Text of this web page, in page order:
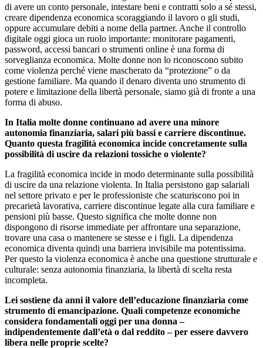
di avere un conto personale, intestare beni e contratti solo a sé stessi,
creare dipendenza economica scoraggiando il lavoro o gli studi,
oppure accumulare debiti a nome della partner. Anche il controllo
digitale oggi gioca un ruolo importante: monitorare pagamenti,
password, accessi bancari o strumenti online è una forma di
sorveglianza economica. Molte donne non lo riconoscono subito
come violenza perché viene mascherato da “protezione” o da
gestione familiare. Ma quando il denaro diventa uno strumento di
potere e limitazione della libertà personale, siamo già di fronte a una
forma di abuso.
In Italia molte donne continuano ad avere una minore
autonomia finanziaria, salari più bassi e carriere discontinue.
Quanto questa fragilità economica incide concretamente sulla
possibilità di uscire da relazioni tossiche o violente?
La fragilità economica incide in modo determinante sulla possibilità
di uscire da una relazione violenta. In Italia persistono gap salariali
nel settore privato e per le professioniste che scaturiscono poi in
precarietà lavorativa, carriere discontinue legate alla cura familiare e
pensioni più basse. Questo significa che molte donne non
dispongono di risorse immediate per affrontare una separazione,
trovare una casa o mantenere se stesse e i figli. La dipendenza
economica diventa quindi una barriera invisibile ma potentissima.
Per questo la violenza economica è anche una questione strutturale e
culturale: senza autonomia finanziaria, la libertà di scelta resta
incompleta.
Lei sostiene da anni il valore dell’educazione finanziaria come
strumento di emancipazione. Quali competenze economiche
considera fondamentali oggi per una donna ‒
indipendentemente dall’età o dal reddito ‒ per essere davvero
libera nelle proprie scelte?